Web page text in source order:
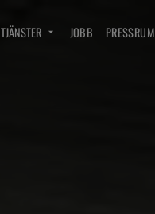
TJÄNSTER JOBB PRESSRUM